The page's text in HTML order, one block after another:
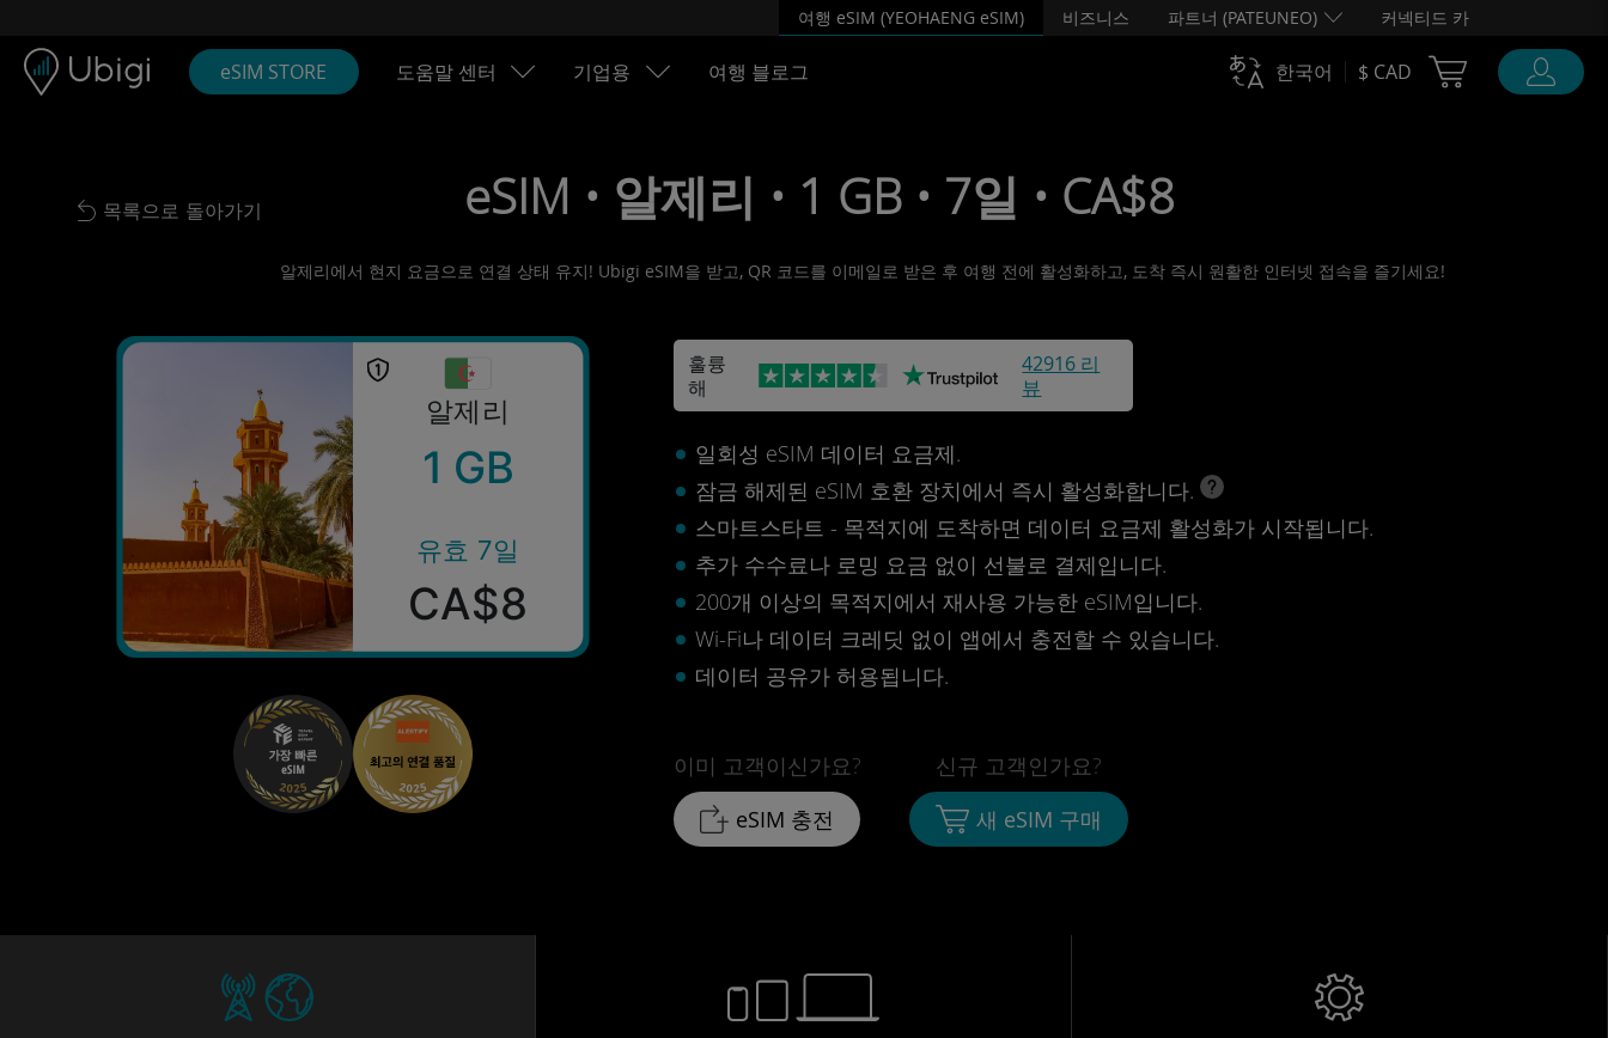
여행 eSIM (YEOHAENG eSIM) 비즈니스 파트너 (PATEUNEO) 커넥티드 카
eSIM STORE 도움말 센터 기업용 여행 블로그 한국어 $ CAD Cart Ubigi
Back to list
목록으로 돌아가기 eSIM • 알제리 • 1 GB • 7일 • CA$8
알제리에서 현지 요금으로 연결 상태 유지! Ubigi eSIM을 받고, QR 코드를 이메일로 받은 후 여행 전에 활성화하고, 도착 즉시 원활한 인터넷 접속을 즐기세요!
알제리
1 GB
유효 7일
CA$8
훌륭
해
42916 리
뷰
일회성 eSIM 데이터 요금제.
잠금 해제된 eSIM 호환 장치에서 즉시 활성화합니다.
스마트스타트 - 목적지에 도착하면 데이터 요금제 활성화가 시작됩니다.
추가 수수료나 로밍 요금 없이 선불로 결제입니다.
200개 이상의 목적지에서 재사용 가능한 eSIM입니다.
Wi-Fi나 데이터 크레딧 없이 앱에서 충전할 수 있습니다.
데이터 공유가 허용됩니다.
이미 고객이신가요?
eSIM 충전
신규 고객인가요?
새 eSIM 구매